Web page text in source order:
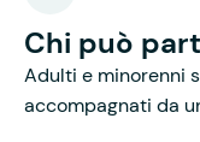
Chi può
Adulti e minorenni
accompagnati da